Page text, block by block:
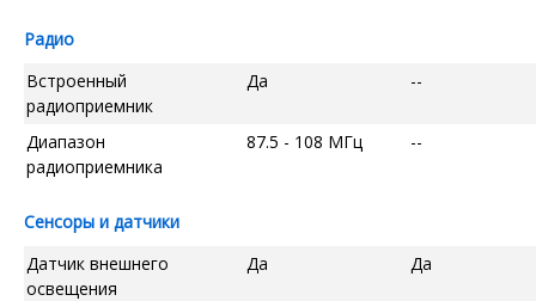
Радио
Встроенный
радиоприемник
Да --
Диапазон
радиоприемника
87.5 - 108 МГц --
Сенсоры и датчики
Датчик внешнего
освещения
Да Да